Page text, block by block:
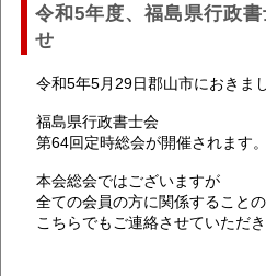
令和5年度、福島県行政
せ
令和5年5月29日郡山市におきま
福島県行政書士会
第64回定時総会が開催されます。
本会総会ではございますが
全ての会員の方に関係すること
こちらでもご連絡させていただき